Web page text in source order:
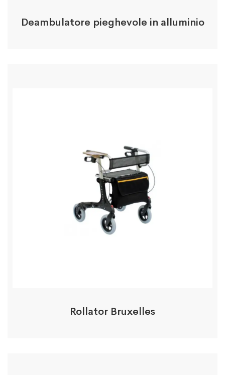
Deambulatore pieghevole in alluminio
Rollator Bruxelles